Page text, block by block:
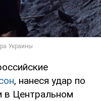
, нанеся удар по
в Центральном